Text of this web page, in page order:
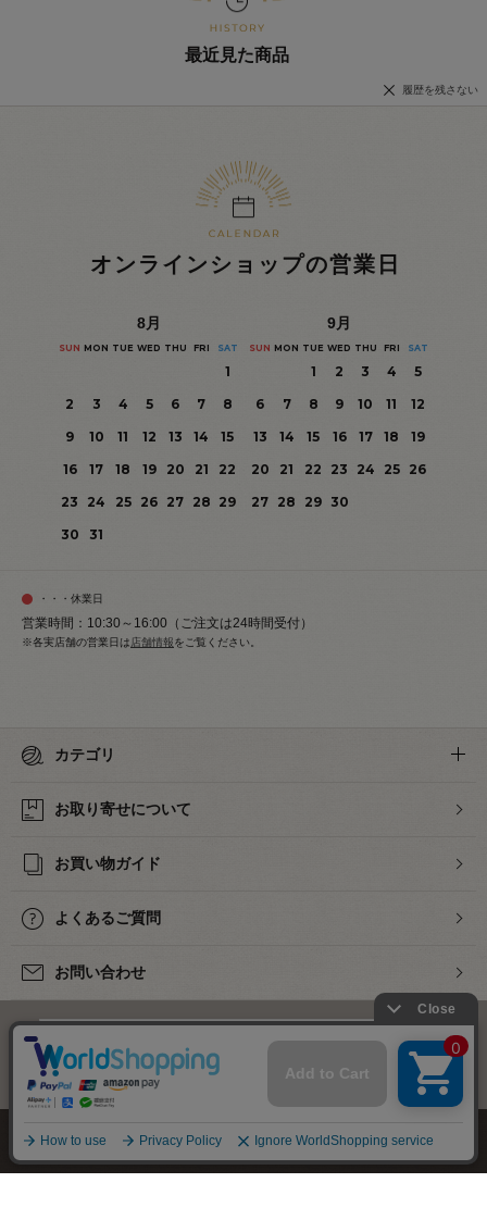
最近見た商品
履歴を残さない
オンラインショップの営業日
8月
SUN MON TUE WED THU FRI SAT
1
2
3 4 5 6 7
8
9
10 11 12 13 14
15
16
17 18 19 20 21
22
23
24 25 26 27 28 29
30
31
9月
SUN MON TUE WED THU FRI SAT
1 2 3 4
5
6
7 8 9 10 11
12
13
14 15 16 17 18
19
20
21 22 23 24 25
26
27 28 29 30
・・・休業日
営業時間：10:30～16:00（ご注文は24時間受付）
※各実店舗の営業日は 店舗情報をご覧ください。
カテゴリ
お取り寄せについて
お買い物ガイド
よくあるご質問
お問い合わせ
下着・ランジェリーの専門店
株式会社オカダヤ 会社概要 採用情報